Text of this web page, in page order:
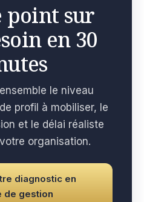
point sur
en 30
le niveau
profil à mobiliser, le
et le délai réaliste
organisation.
diagnostic en
de gestion